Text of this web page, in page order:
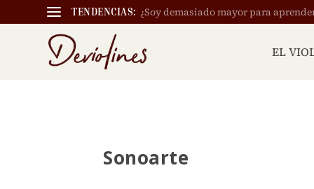
TENDENCIAS: ¿Soy demasiado mayor para
EL
Sonoarte